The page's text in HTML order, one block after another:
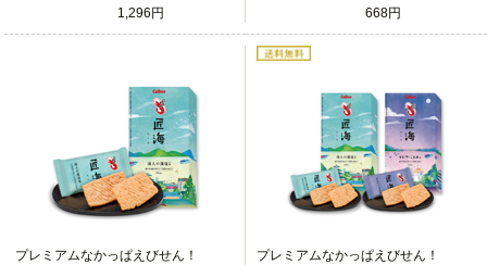
1,296円
668円
プレミアムなかっぱえびせん！
プレミアムなかっぱえびせん！